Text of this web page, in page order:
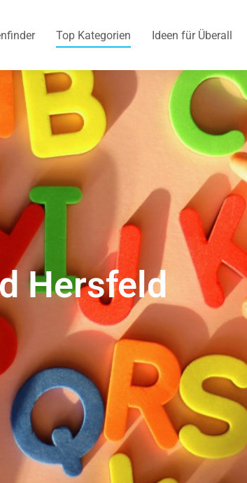
Top Kategorien Ideen für Überall
Hersfeld